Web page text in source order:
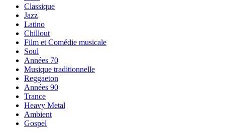
Classique
Jazz
Latino
Chillout
Film et Comédie musicale
Soul
Années 70
Musique traditionnelle
Reggaeton
Années 90
Trance
Heavy Metal
Ambient
Gospel